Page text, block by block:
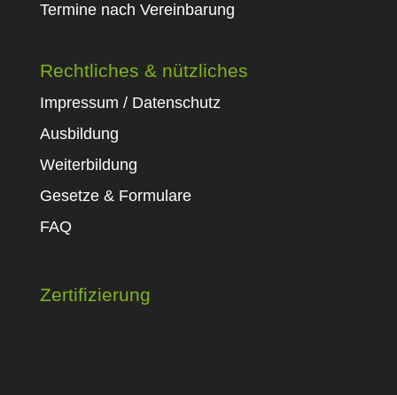
Termine nach Vereinbarung
Rechtliches & nützliches
Impressum / Datenschutz
Ausbildung
Weiterbildung
Gesetze & Formulare
FAQ
Zertifizierung